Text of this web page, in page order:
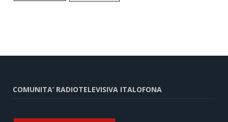
COMUNITA’ RADIOTELEVISIVA ITALOFONA